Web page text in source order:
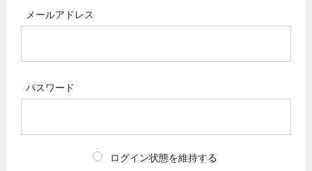
メールアドレス
パスワード
ログイン状態を維持する